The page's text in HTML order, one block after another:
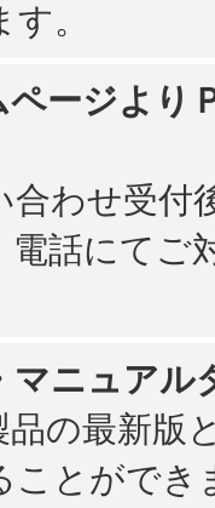
。
ページより
合わせ受付
電話にてご
マニュアル
品の最新版
ことができ